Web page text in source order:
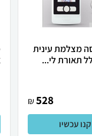
מצלמת עינית
תאורת לי...
528
₪
קנו עכשיו